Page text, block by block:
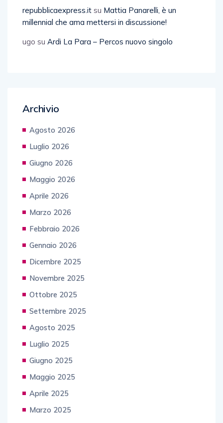
repubblicaexpress.it su Mattia Panarelli, è un
millennial che ama mettersi in discussione!
ugo su Ardi La Para – Percos nuovo singolo
Archivio
Agosto 2026
Luglio 2026
Giugno 2026
Maggio 2026
Aprile 2026
Marzo 2026
Febbraio 2026
Gennaio 2026
Dicembre 2025
Novembre 2025
Ottobre 2025
Settembre 2025
Agosto 2025
Luglio 2025
Giugno 2025
Maggio 2025
Aprile 2025
Marzo 2025